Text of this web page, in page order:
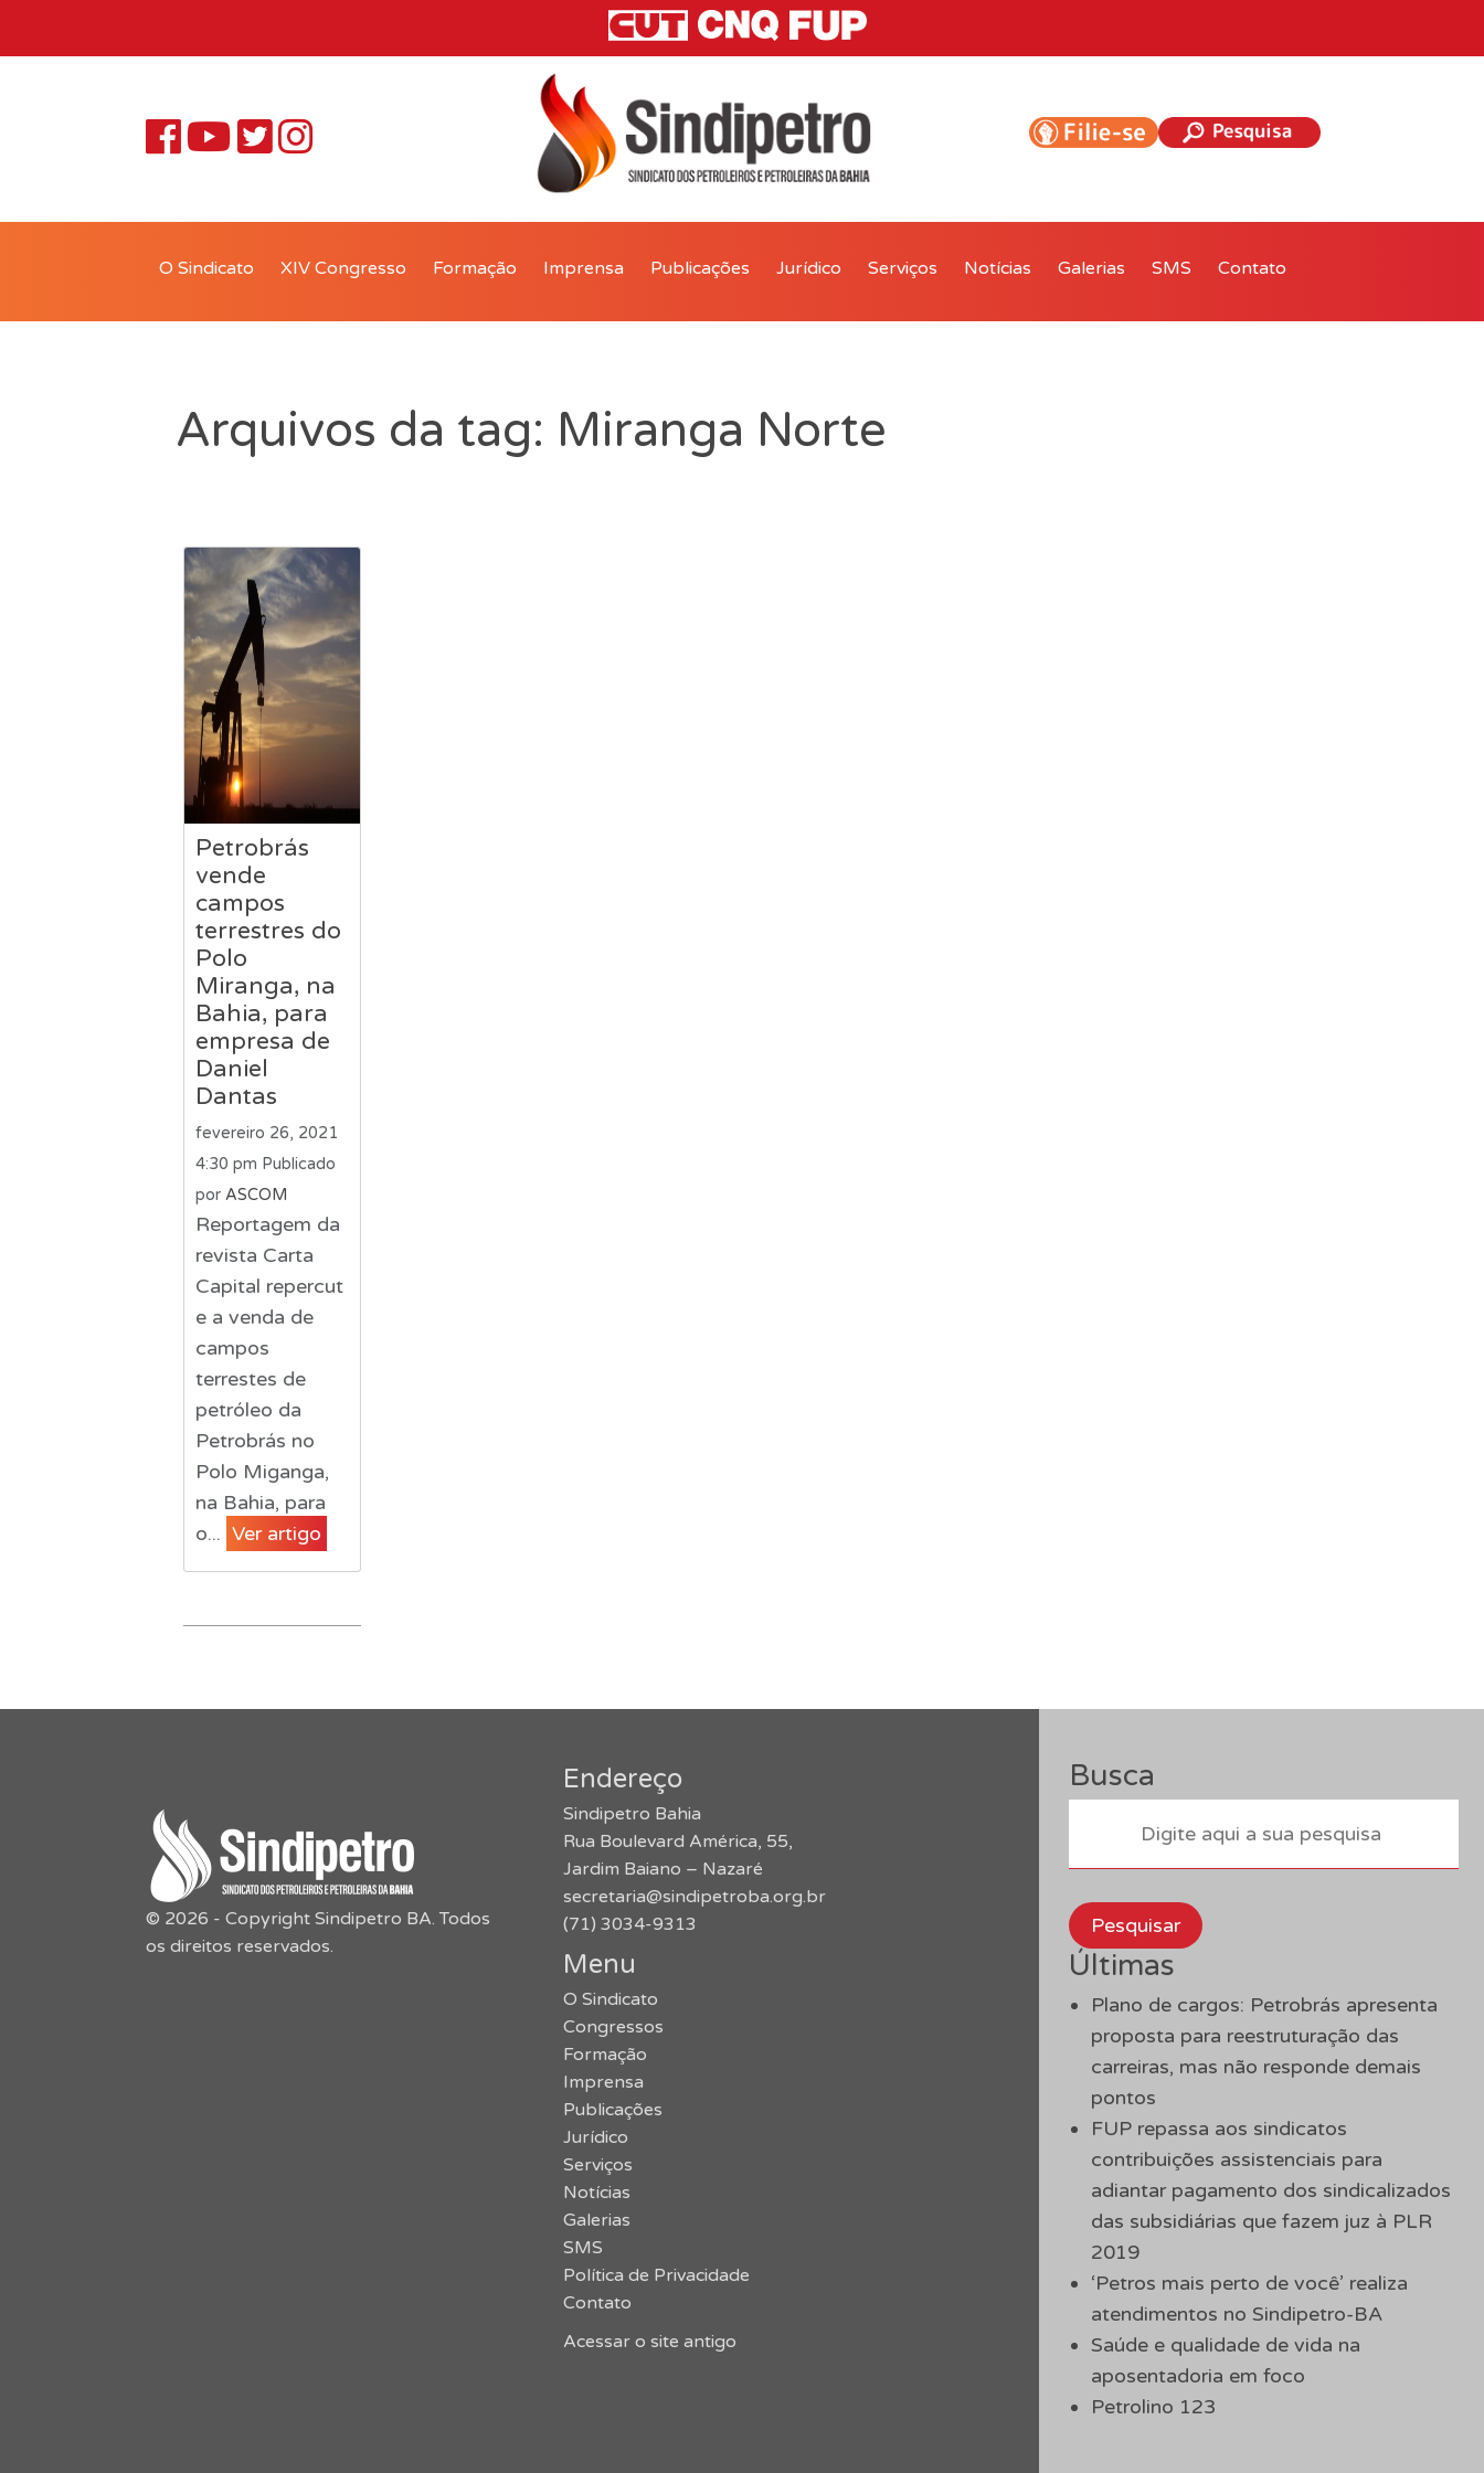
O Sindicato XIV Congresso Formação Imprensa Publicações Jurídico Serviços Notícias Galerias SMS Contato
Arquivos da tag: Miranga Norte
Petrobrás
vende
campos
terrestres do
Polo
Miranga, na
Bahia, para
empresa de
Daniel
Dantas
fevereiro 26, 2021
4:30 pm Publicado
porASCOM
Reportagem da
revista Carta
Capital repercut
e a venda de
campos
terrestes de
petróleo da
Petrobrás no
Polo Miganga,
na Bahia, para
o... Ver artigo
Busca
Pesquisar
Últimas
Plano de cargos: Petrobrás apresenta
proposta para reestruturação das
carreiras, mas não responde demais
pontos
FUP repassa aos sindicatos
contribuições assistenciais para
adiantar pagamento dos sindicalizados
das subsidiárias que fazem juz à PLR
2019
‘Petros mais perto de você’ realiza
atendimentos no Sindipetro-BA
Saúde e qualidade de vida na
aposentadoria em foco
Petrolino 123
© 2026 - Copyright Sindipetro BA. Todos
os direitos reservados.
Endereço
Sindipetro Bahia
Rua Boulevard América, 55,
Jardim Baiano – Nazaré
secretaria@sindipetroba.org.br
(71) 3034-9313
Menu
O Sindicato
Congressos
Formação
Imprensa
Publicações
Jurídico
Serviços
Notícias
Galerias
SMS
Política de Privacidade
Contato
Acessar o site antigo